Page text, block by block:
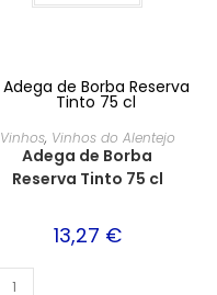
Vinhos, Vinhos do Alentejo
Adega de Borba
Reserva Tinto 75 cl
13,27 €